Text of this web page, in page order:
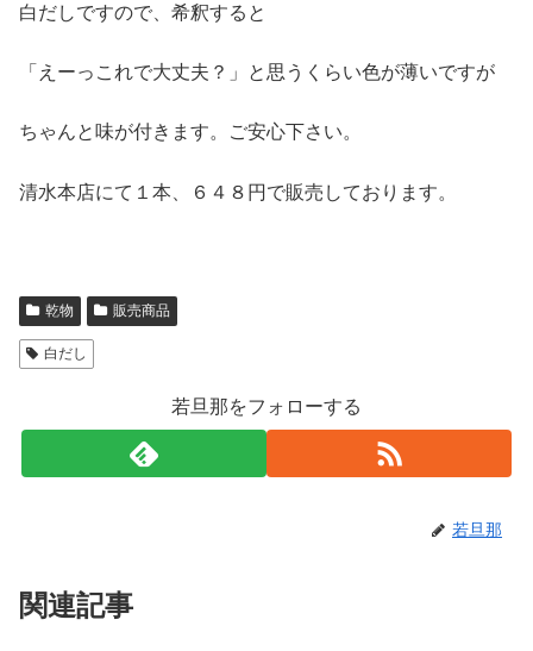
白だしですので、希釈すると
「えーっこれで大丈夫？」と思うくらい色が薄いですが
ちゃんと味が付きます。ご安心下さい。
清水本店にて１本、６４８円で販売しております。
乾物 販売商品
白だし
若旦那をフォローする
若旦那
関連記事